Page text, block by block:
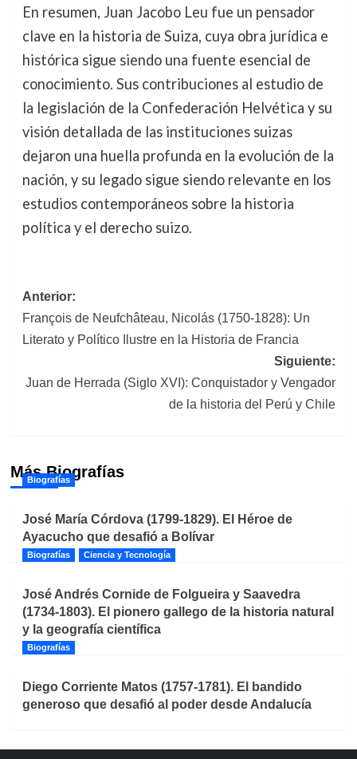
En resumen, Juan Jacobo Leu fue un pensador
clave en la historia de Suiza, cuya obra jurídica e
histórica sigue siendo una fuente esencial de
conocimiento. Sus contribuciones al estudio de
la legislación de la Confederación Helvética y su
visión detallada de las instituciones suizas
dejaron una huella profunda en la evolución de la
nación, y su legado sigue siendo relevante en los
estudios contemporáneos sobre la historia
política y el derecho suizo.
Navegación
de
entradas
Anterior:
François de Neufchâteau, Nicolás (1750-1828): Un
Literato y Político Ilustre en la Historia de Francia
Siguiente:
Juan de Herrada (Siglo XVI): Conquistador y Vengador
de la historia del Perú y Chile
Más Biografías
Biografías
José María Córdova (1799-1829). El Héroe de
Ayacucho que desafió a Bolívar
Biografías Ciencia y Tecnología
José Andrés Cornide de Folgueira y Saavedra
(1734-1803). El pionero gallego de la historia natural
y la geografía científica
Biografías
Diego Corriente Matos (1757-1781). El bandido
generoso que desafió al poder desde Andalucía